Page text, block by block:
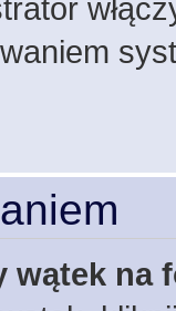
wątek na